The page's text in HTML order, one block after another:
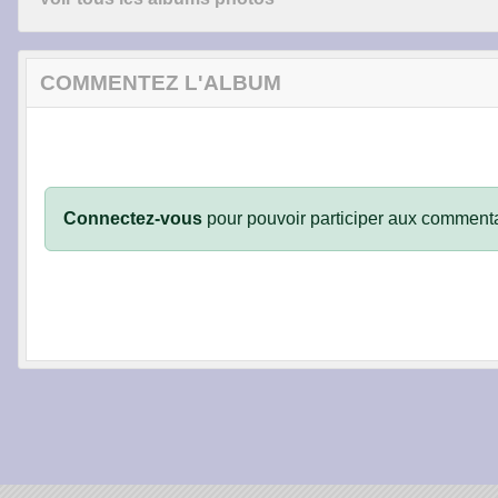
COMMENTEZ L'ALBUM
Connectez-vous pour pouvoir participer aux